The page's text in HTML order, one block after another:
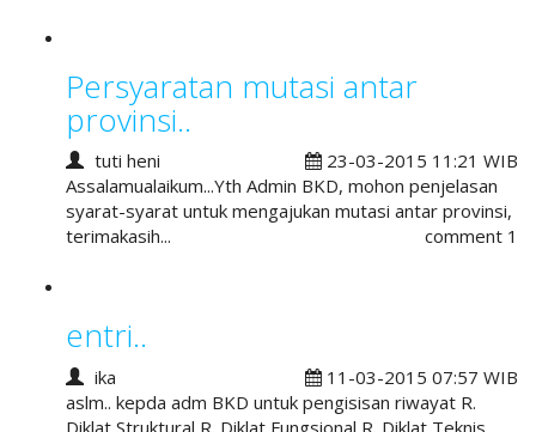
Persyaratan mutasi antar
provinsi..
tuti heni
23-03-2015 11:21 WIB
Assalamualaikum...Yth Admin BKD, mohon penjelasan
syarat-syarat untuk mengajukan mutasi antar provinsi,
terimakasih...
comment 1
entri..
ika
11-03-2015 07:57 WIB
aslm.. kepda adm BKD untuk pengisisan riwayat R.
Diklat Struktural R. Diklat Fungsional R. Diklat Teknis